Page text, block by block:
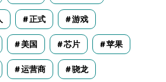
正式 游戏
美国 芯片 苹果
运营商 骁龙